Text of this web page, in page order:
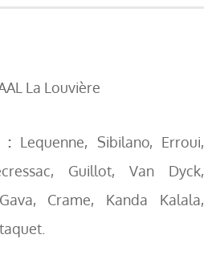
La Louvière
:Lequenne, Sibilano, Erroui,
Guillot, Van Dyck,
Crame, Kanda Kalala,